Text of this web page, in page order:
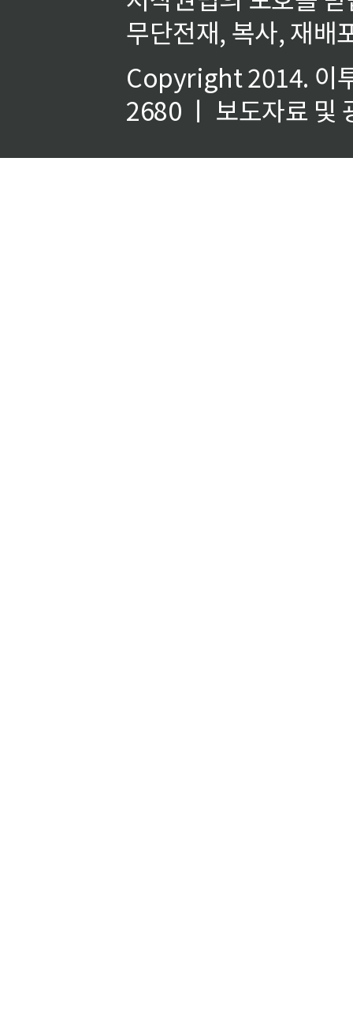
무단전재, 복사, 재배
Copyright 2014. 이
2680 ㅣ 보도자료